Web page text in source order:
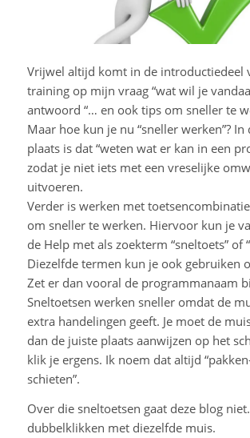
Vrijwel altijd komt in de introductiedeel
training op mijn vraag “wat wil je
antwoord “… en ook tips om sneller te
Maar hoe kun je nu “sneller werken”? In
plaats is dat “weten wat er kan in een
zodat je niet iets met een vreselijke
uitvoeren.
Verder is werken met
om sneller te werken. Hiervoor kun je
de Help met als zoekterm “sneltoets” of
Diezelfde termen kun je ook gebruiken
Zet er dan vooral de programmanaam
Sneltoetsen werken sneller omdat de
extra handelingen geeft. Je moet de
dan de juiste plaats aanwijzen op het
klik je ergens. Ik noem dat altijd
schieten”.
Over die sneltoetsen gaat deze blog
dubbelklikken met diezelfde muis.